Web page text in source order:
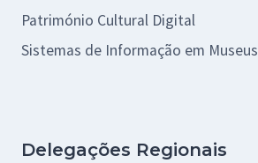
Património Cultural Digital
Sistemas de Informação em Museus
Delegações Regionais